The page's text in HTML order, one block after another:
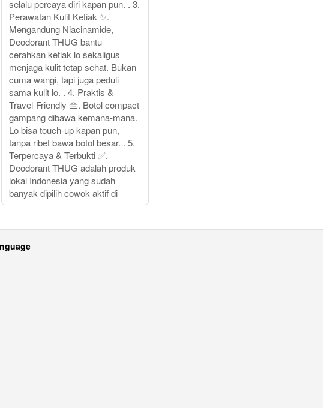
selalu percaya diri kapan pun. . 3.
Perawatan Kulit Ketiak ✨.
Mengandung Niacinamide,
Deodorant THUG bantu
cerahkan ketiak lo sekaligus
menjaga kulit tetap sehat. Bukan
cuma wangi, tapi juga peduli
sama kulit lo. . 4. Praktis &
Travel-Friendly 👜. Botol compact
gampang dibawa kemana-mana.
Lo bisa touch-up kapan pun,
tanpa ribet bawa botol besar. . 5.
Terpercaya & Terbukti ✅.
Deodorant THUG adalah produk
lokal Indonesia yang sudah
banyak dipilih cowok aktif di